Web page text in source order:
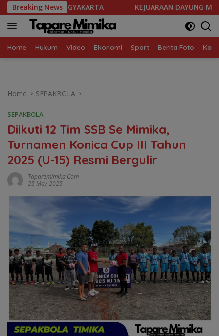
Skip
to
content
Breaking NewsKEJUARAAN DAYUNG MULTI DAN SINGLE EVENT
Home Hukum Video Ekonomi Sport BerIta Foto
Home SEPAKBOLA
SEPAKBOLA
Diikuti 12 Tim SSB Se Mimika,
Turnamen Konica Cup III Tahun
2025 (U-15) Resmi Bergulir
Taparemimika.com
25 May 2025